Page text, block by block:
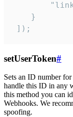
    }
]);
setUserToken#
Sets an ID number
handle this ID in any
this method you can
Webhooks. We
spoofing.